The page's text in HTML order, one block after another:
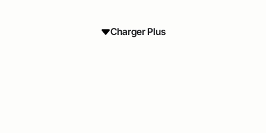
Charger Plus